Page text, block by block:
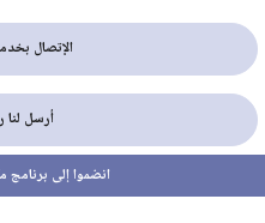
الإتصال
أرسل لنا
انضموا إلى